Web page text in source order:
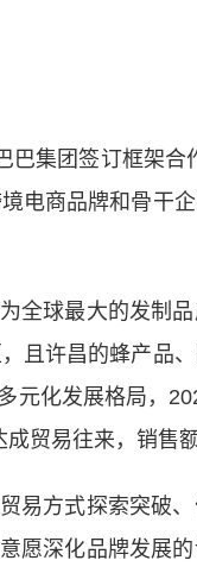
集团签订框架合
电商品牌和骨干
球最大的发制品
且许昌的蜂产品
元化发展格局，
贸易往来，销售
方式探索突破、
愿深化品牌发展